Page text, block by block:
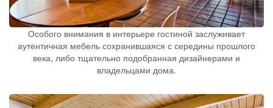
Особого внимания в интерьере гостиной заслуживает
аутентичная мебель сохранившаяся с середины прошлого
века, либо тщательно подобранная дизайнерами и
владельцами дома.